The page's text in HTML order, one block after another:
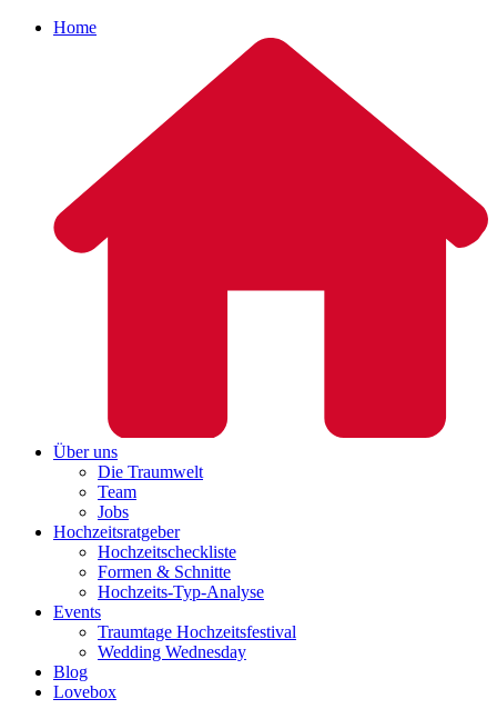
Home
Über uns
Die Traumwelt
Team
Jobs
Hochzeitsratgeber
Hochzeitscheckliste
Formen & Schnitte
Hochzeits-Typ-Analyse
Events
Traumtage Hochzeitsfestival
Wedding Wednesday
Blog
Lovebox